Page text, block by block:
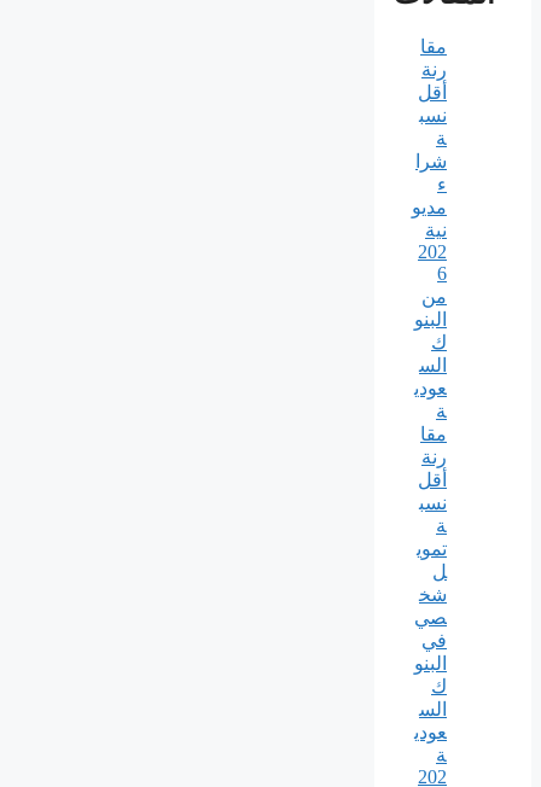
مقا
رنة
أقل
نسب
ة
شرا
ء
مديو
نية
202
6
من
البنو
ك
الس
عودي
ة
مقا
رنة
أقل
نسب
ة
تموي
ل
شخ
صي
في
البنو
ك
الس
عودي
ة
202